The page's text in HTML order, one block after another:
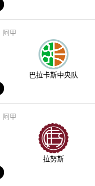
阿甲
巴拉卡斯中央队
阿甲
拉努斯